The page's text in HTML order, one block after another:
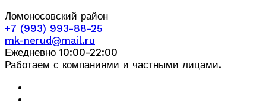
Ломоносовский район
+7 (993) 993-88-25
mk-nerud@mail.ru
Ежедневно 10:00-22:00
Работаем с компаниями и частными лицами.